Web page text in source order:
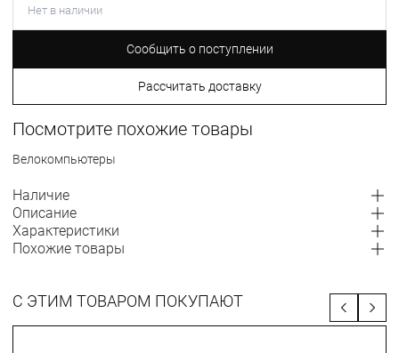
Нет в наличии
Сообщить о поступлении
Рассчитать доставку
Посмотрите похожие товары
Велокомпьютеры
Наличие
Описание
Характеристики
Похожие товары
С ЭТИМ ТОВАРОМ ПОКУПАЮТ